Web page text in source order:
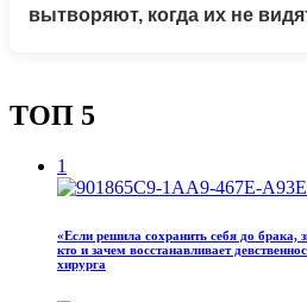
вытворяют, когда их не
ТОП 5
1
«Если решила сохранить себя до брака,
кто и зачем восстанавливает
хирурга